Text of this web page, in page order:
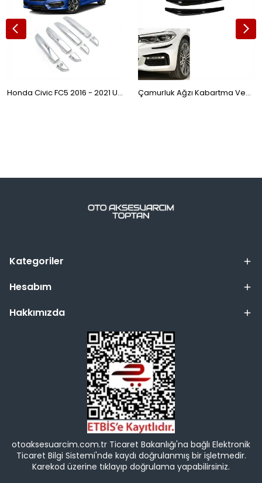
Honda Civic FC5 2016 - 2021 Uyumlu Kapı Kolu Krom Çamurluk Ağzı Kabartma Ventil Siyah 4 Parça Point
Kategoriler
Hesabım
Hakkımızda
otoaksesuarcim.com.tr Ticaret Bakanlığı'na bağlı Elektronik
Ticaret Bilgi Sistemi'nde kaydı doğrulanmış bir işletmedir.
Karekod üzerine tıklayıp doğrulama yapabilirsiniz.